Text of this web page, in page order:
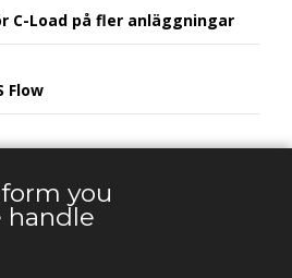
C-Load på fler anläggningar
Flow
sinusteamet
you
handle